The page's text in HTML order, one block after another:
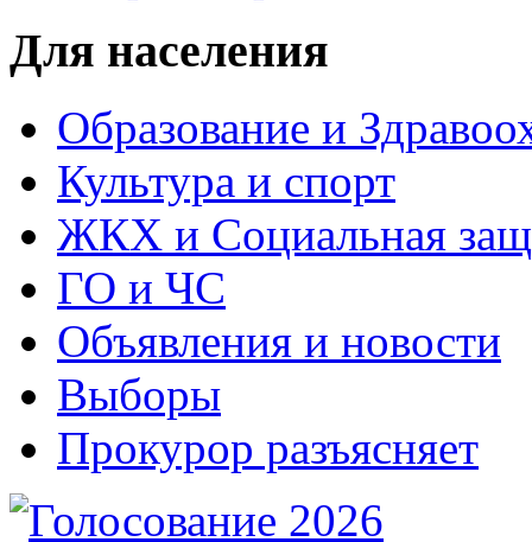
Для населения
Образование и
Культура и спорт
ЖКХ и Социальная
ГО и ЧС
Объявления и новости
Выборы
Прокурор разъясняет